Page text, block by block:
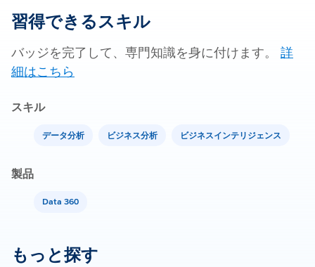
習得できるスキル
バッジを完了して、専門知識を身に付けます。 詳
細はこちら
スキル
データ分析 ビジネス分析 ビジネスインテリジェンス
製品
Data 360
もっと探す